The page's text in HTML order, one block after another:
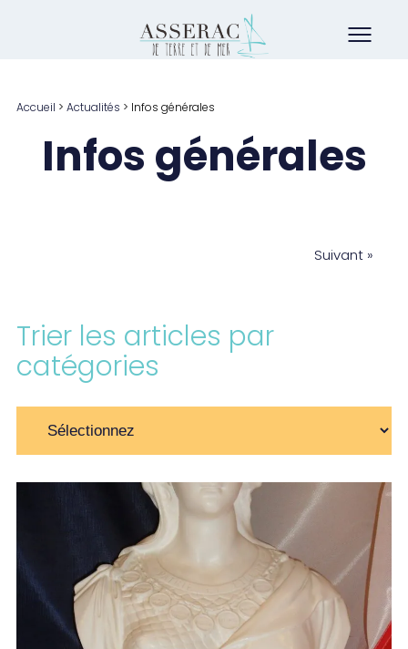
Accueil > Actualités > Infos générales
Infos générales
Suivant »
Trier les articles par
catégories